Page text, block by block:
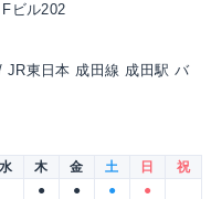
ビル202
東日本 成田線 成田駅 バ
水 木 金 土 日
祝
● ● ●
●